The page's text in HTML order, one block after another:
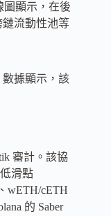
圖顯示，在後
鏈流動性池等
數據顯示，該
審計。該協
滑點
wETH/cETH
的 Saber